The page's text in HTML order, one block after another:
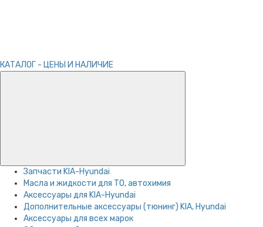
КАТАЛОГ - ЦЕНЫ И НАЛИЧИЕ
Запчасти KIA-Hyundai
Масла и жидкости для ТО, автохимия
Аксессуары для KIA-Hyundai
Дополнительные аксессуары (тюнинг) KIA, Hyundai
Аксессуары для всех марок